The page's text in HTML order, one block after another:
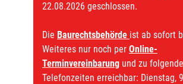
22.08.2026 geschlossen.
Die Baurechtsbehörde ist ab sofort
Weiteres nur noch per Online-
Terminvereinbarung und zu
Telefonzeiten erreichbar: Dienstag,